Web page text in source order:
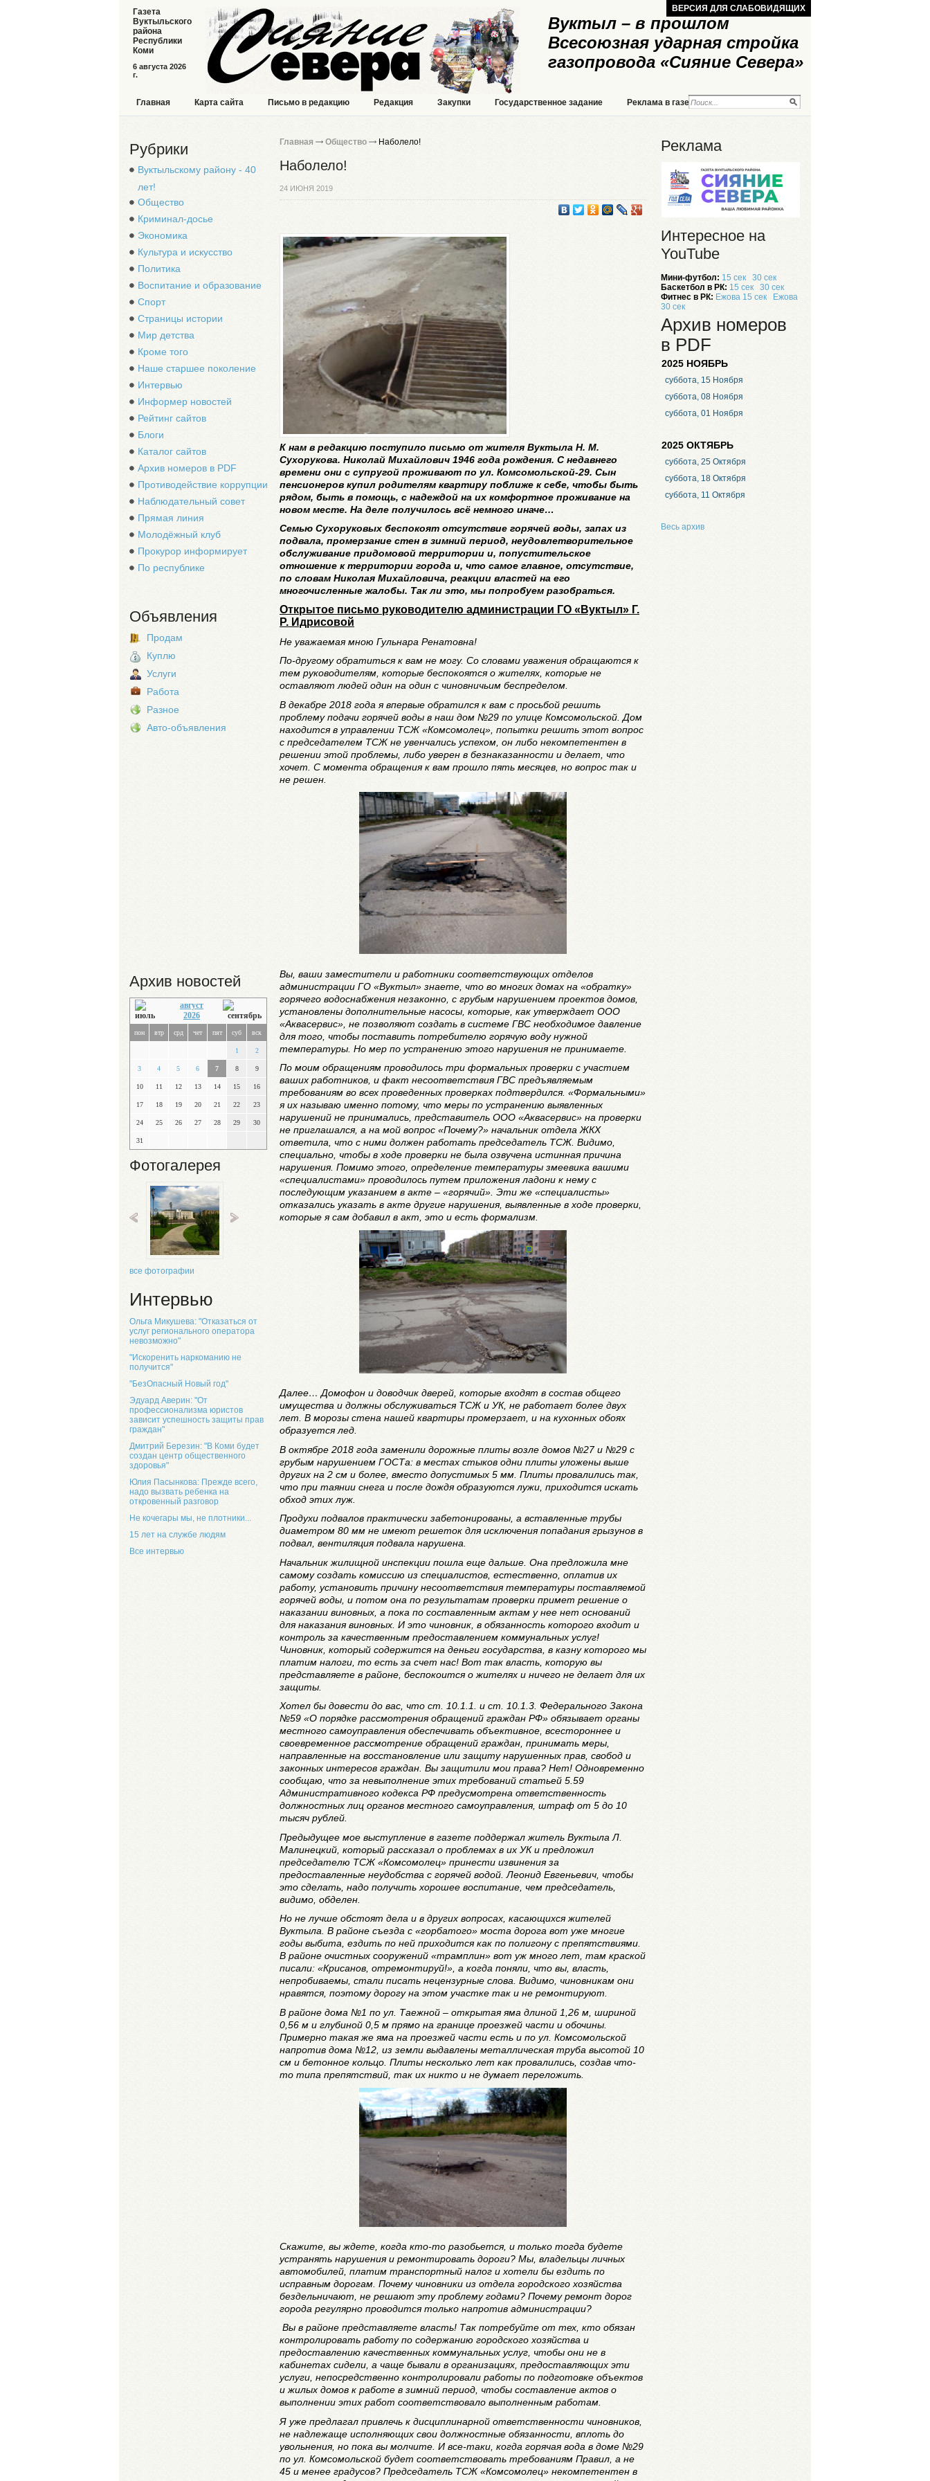
Вуктыл – в прошлом
Всесоюзная ударная стройка
газопровода «Сияние Севера»
6 августа 2026
г.
Газета
Вуктыльского
района
Республики
Коми
ВЕРСИЯ ДЛЯ СЛАБОВИДЯЩИХ
Главная Карта сайта Письмо в редакцию Редакция Закупки Государственное задание Реклама в газете Реклама на сайте
Рубрики
Вуктыльскому району - 40
лет!
Общество
Криминал-досье
Экономика
Культура и искусство
Политика
Воспитание и образование
Спорт
Страницы истории
Мир детства
Кроме того
Наше старшее поколение
Интервью
Информер новостей
Рейтинг сайтов
Блоги
Каталог сайтов
Архив номеров в PDF
Противодействие коррупции
Наблюдательный совет
Прямая линия
Молодёжный клуб
Прокурор информирует
По республике
Объявления
Продам
Куплю
Услуги
Работа
Разное
Авто-объявления
Архив новостей
август
2026
пон втр срд чет пят суб вск
1 2
3 4 5 6 7 8 9
10 11 12 13 14 15 16
17 18 19 20 21 22 23
24 25 26 27 28 29 30
31
Фотогалерея
все фотографии
Интервью
Ольга Микушева: "Отказаться от
услуг регионального оператора
невозможно"
"Искоренить наркоманию не
получится"
"БезОпасный Новый год"
Эдуард Аверин: "От
профессионализма юристов
зависит успешность защиты прав
граждан"
Дмитрий Березин: "В Коми будет
создан центр общественного
здоровья"
Юлия Пасынкова: Прежде всего,
надо вызвать ребенка на
откровенный разговор
Не кочегары мы, не плотники...
15 лет на службе людям
Все интервью
Главная Общество Наболело!
Наболело!
24 ИЮНЯ 2019
К нам в редакцию поступило письмо от жителя Вуктыла Н. М.
Сухорукова. Николай Михайлович 1946 года рождения. С недавнего
времени они с супругой проживают по ул. Комсомольской-29. Сын
пенсионеров купил родителям квартиру поближе к себе, чтобы быть
рядом, быть в помощь, с надеждой на их комфортное проживание на
новом месте. На деле получилось всё немного иначе…
Семью Сухоруковых беспокоят отсутствие горячей воды, запах из
подвала, промерзание стен в зимний период, неудовлетворительное
обслуживание придомовой территории и, попустительское
отношение к территории города и, что самое главное, отсутствие,
по словам Николая Михайловича, реакции властей на его
многочисленные жалобы. Так ли это, мы попробуем разобраться.
Открытое письмо руководителю администрации ГО «Вуктыл» Г.
Р. Идрисовой
Не уважаемая мною Гульнара Ренатовна!
По-другому обратиться к вам не могу. Со словами уважения обращаются к
тем руководителям, которые беспокоятся о жителях, которые не
оставляют людей один на один с чиновничьим беспределом.
В декабре 2018 года я впервые обратился к вам с просьбой решить
проблему подачи горячей воды в наш дом №29 по улице Комсомольской. Дом
находится в управлении ТСЖ «Комсомолец», попытки решить этот вопрос
с председателем ТСЖ не увенчались успехом, он либо некомпетентен в
решении этой проблемы, либо уверен в безнаказанности и делает, что
хочет. С момента обращения к вам прошло пять месяцев, но вопрос так и
не решен.
Вы, ваши заместители и работники соответствующих отделов
администрации ГО «Вуктыл» знаете, что во многих домах на «обратку»
горячего водоснабжения незаконно, с грубым нарушением проектов домов,
установлены дополнительные насосы, которые, как утверждает ООО
«Аквасервис», не позволяют создать в системе ГВС необходимое давление
для того, чтобы поставить потребителю горячую воду нужной
температуры. Но мер по устранению этого нарушения не принимаете.
По моим обращениям проводилось три формальных проверки с участием
ваших работников, и факт несоответствия ГВС предъявляемым
требованиям во всех проведенных проверках подтвердился. «Формальными»
я их называю именно потому, что меры по устранению выявленных
нарушений не принимались, представитель ООО «Аквасервис» на проверки
не приглашался, а на мой вопрос «Почему?» начальник отдела ЖКХ
ответила, что с ними должен работать председатель ТСЖ. Видимо,
специально, чтобы в ходе проверки не была озвучена истинная причина
нарушения. Помимо этого, определение температуры змеевика вашими
«специалистами» проводилось путем приложения ладони к нему с
последующим указанием в акте – «горячий». Эти же «специалисты»
отказались указать в акте другие нарушения, выявленные в ходе проверки,
которые я сам добавил в акт, это и есть формализм.
Далее… Домофон и доводчик дверей, которые входят в состав общего
имущества и должны обслуживаться ТСЖ и УК, не работает более двух
лет. В морозы стена нашей квартиры промерзает, и на кухонных обоях
образуется лед.
В октябре 2018 года заменили дорожные плиты возле домов №27 и №29 с
грубым нарушением ГОСТа: в местах стыков одни плиты уложены выше
других на 2 см и более, вместо допустимых 5 мм. Плиты провалились так,
что при таянии снега и после дождя образуются лужи, приходится искать
обход этих луж.
Продухи подвалов практически забетонированы, а вставленные трубы
диаметром 80 мм не имеют решеток для исключения попадания грызунов в
подвал, вентиляция подвала нарушена.
Начальник жилищной инспекции пошла еще дальше. Она предложила мне
самому создать комиссию из специалистов, естественно, оплатив их
работу, установить причину несоответствия температуры поставляемой
горячей воды, и потом она по результатам проверки примет решение о
наказании виновных, а пока по составленным актам у нее нет оснований
для наказания виновных. И это чиновник, в обязанность которого входит и
контроль за качественным предоставлением коммунальных услуг!
Чиновник, который содержится на деньги государства, в казну которого мы
платим налоги, то есть за счет нас! Вот так власть, которую вы
представляете в районе, беспокоится о жителях и ничего не делает для их
защиты.
Хотел бы довести до вас, что ст. 10.1.1. и ст. 10.1.3. Федерального Закона
№59 «О порядке рассмотрения обращений граждан РФ» обязывает органы
местного самоуправления обеспечивать объективное, всестороннее и
своевременное рассмотрение обращений граждан, принимать меры,
направленные на восстановление или защиту нарушенных прав, свобод и
законных интересов граждан. Вы защитили мои права? Нет! Одновременно
сообщаю, что за невыполнение этих требований статьей 5.59
Административного кодекса РФ предусмотрена ответственность
должностных лиц органов местного самоуправления, штраф от 5 до 10
тысяч рублей.
Предыдущее мое выступление в газете поддержал житель Вуктыла Л.
Малинецкий, который рассказал о проблемах в их УК и предложил
председателю ТСЖ «Комсомолец» принести извинения за
предоставленные неудобства с горячей водой. Леонид Евгеньевич, чтобы
это сделать, надо получить хорошее воспитание, чем председатель,
видимо, обделен.
Но не лучше обстоят дела и в других вопросах, касающихся жителей
Вуктыла. В районе съезда с «горбатого» моста дорога вот уже многие
годы выбита, ездить по ней приходится как по полигону с препятствиями.
В районе очистных сооружений «трамплин» вот уж много лет, там краской
писали: «Крисанов, отремонтируй!», а когда поняли, что вы, власть,
непробиваемы, стали писать нецензурные слова. Видимо, чиновникам они
нравятся, поэтому дорогу на этом участке так и не ремонтируют.
В районе дома №1 по ул. Таежной – открытая яма длиной 1,26 м, шириной
0,56 м и глубиной 0,5 м прямо на границе проезжей части и обочины.
Примерно такая же яма на проезжей части есть и по ул. Комсомольской
напротив дома №12, из земли выдавлены металлическая труба высотой 10
см и бетонное кольцо. Плиты несколько лет как провалились, создав что-
то типа препятствий, так их никто и не думает переложить.
Скажите, вы ждете, когда кто-то разобьется, и только тогда будете
устранять нарушения и ремонтировать дороги? Мы, владельцы личных
автомобилей, платим транспортный налог и хотели бы ездить по
исправным дорогам. Почему чиновники из отдела городского хозяйства
бездельничают, не решают эту проблему годами? Почему ремонт дорог
города регулярно проводится только напротив администрации?
Вы в районе представляете власть! Так потребуйте от тех, кто обязан
контролировать работу по содержанию городского хозяйства и
предоставлению качественных коммунальных услуг, чтобы они не в
кабинетах сидели, а чаще бывали в организациях, предоставляющих эти
услуги, непосредственно контролировали работы по подготовке объектов
и жилых домов к работе в зимний период, чтобы составление актов о
выполнении этих работ соответствовало выполненным работам.
Я уже предлагал привлечь к дисциплинарной ответственности чиновников,
не надлежаще исполняющих свои должностные обязанности, вплоть до
увольнения, но пока вы молчите. И все-таки, когда горячая вода в доме №29
по ул. Комсомольской будет соответствовать требованиям Правил, а не
45 и менее градусов? Председатель ТСЖ «Комсомолец» некомпетентен в
Реклама
Интересное на
YouTube
Мини-футбол: 15 сек
30 сек
Баскетбол в РК: 15 сек
30 сек
Фитнес в РК: Ежова 15 сек
Ежова
30 сек
Архив номеров
в PDF
2025 НОЯБРЬ
суббота, 15 Ноября
суббота, 08 Ноября
суббота, 01 Ноября
2025 ОКТЯБРЬ
суббота, 25 Октября
суббота, 18 Октября
суббота, 11 Октября
Весь архив